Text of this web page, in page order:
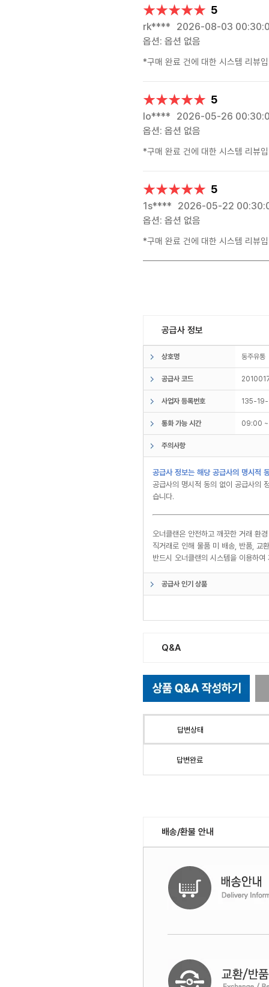
★★★★★
★★★★★ 5
rk**** 2026-08-03
옵션: 옵션 없음
*구매 완료 건에 대한 시스템 리뷰
★★★★★
★★★★★ 5
lo**** 2026-05-26
옵션: 옵션 없음
*구매 완료 건에 대한 시스템 리뷰
★★★★★
★★★★★ 5
1s**** 2026-05-22
옵션: 옵션 없음
*구매 완료 건에 대한 시스템 리뷰
공급사 정보
상호명 동주유
공급사 코드
사업자 등록번호 135-
통화 가능 시간 09:00
주의사항
공급사 정보는 해당 공급사의 명시적
공급사의 명시적 동의 없이 공급사의
습니다.
오너클랜은 안전하고 깨끗한 거래 환
직거래로 인해 물품 미 배송, 반품, 교
반드시 오너클랜의 시스템을 이용하
공급사 인기 상품
Q&A
답변상태
답변완료
배송/환불 안내